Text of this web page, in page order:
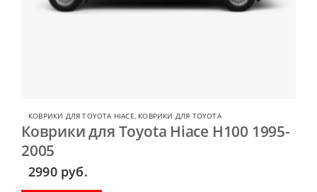
КОВРИКИ ДЛЯ TOYOTA HIACE КОВРИКИ ДЛЯ TOYOTA
Коврики для Toyota Hiace H100 1995-
2005
2990 руб.